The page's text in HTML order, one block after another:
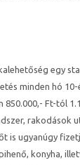
egy
minden hó 10-
Ft-tól
rakodások
is ugyanúgy
konyha,